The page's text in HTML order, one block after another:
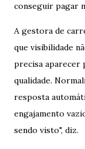
conseguir pagar
A gestora de
que visibilidade
precisa aparecer
qualidade.
resposta
engajamento
sendo visto", diz.